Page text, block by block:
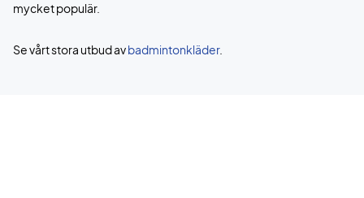
mycket populär.
Se vårt stora utbud avbadmintonkläder.